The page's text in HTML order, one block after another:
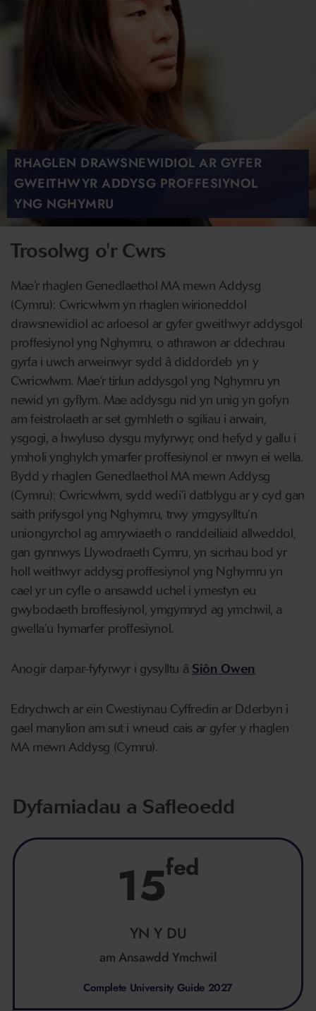
RHAGLEN DRAWSNEWIDIOL AR GYFER
GWEITHWYR ADDYSG PROFFESIYNOL
YNG NGHYMRU
Trosolwg o'r Cwrs
Mae’r rhaglen Genedlaethol MA mewn Addysg
(Cymru): Cwricwlwm yn rhaglen wirioneddol
drawsnewidiol ac arloesol ar gyfer gweithwyr addysgol
proffesiynol yng Nghymru, o athrawon ar ddechrau
gyrfa i uwch arweinwyr sydd â diddordeb yn y
Cwricwlwm. Mae’r tirlun addysgol yng Nghymru yn
newid yn gyflym. Mae addysgu nid yn unig yn gofyn
am feistrolaeth ar set gymhleth o sgiliau i arwain,
ysgogi, a hwyluso dysgu myfyrwyr, ond hefyd y gallu i
ymholi ynghylch ymarfer proffesiynol er mwyn ei wella.
Bydd y rhaglen Genedlaethol MA mewn Addysg
(Cymru): Cwricwlwm, sydd wedi’i datblygu ar y cyd gan
saith prifysgol yng Nghymru, trwy ymgysylltu’n
uniongyrchol ag amrywiaeth o randdeiliaid allweddol,
gan gynnwys Llywodraeth Cymru, yn sicrhau bod yr
holl weithwyr addysg proffesiynol yng Nghymru yn
cael yr un cyfle o ansawdd uchel i ymestyn eu
gwybodaeth broffesiynol, ymgymryd ag ymchwil, a
gwella’u hymarfer proffesiynol.
Anogir darpar-fyfyrwyr i gysylltu âSiôn Owen
Edrychwch ar ein Cwestiynau Cyffredin ar Dderbyn i
gael manylion am sut i wneud cais ar gyfer y rhaglen
MA mewn Addysg (Cymru).
Dyfarniadau a Safleoedd
15fed
YN Y DU
am Ansawdd Ymchwil
Complete University Guide 2027